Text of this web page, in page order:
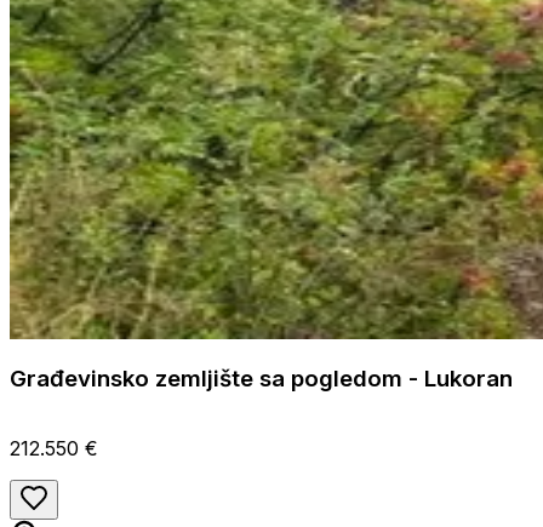
Građevinsko zemljište sa pogledom - Lukoran
212.550 €